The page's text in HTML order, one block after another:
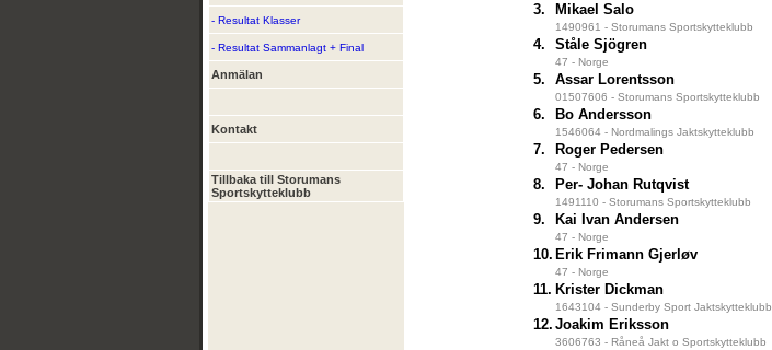
- Resultat Klasser
- Resultat Sammanlagt + Final
Anmälan
Kontakt
Tillbaka till Storumans
Sportskytteklubb
3. Mikael Salo
1490961 - Storumans Sportskytteklubb
4. Ståle Sjögren
47 - Norge
5. Assar Lorentsson
01507606 - Storumans Sportskytteklubb
6. Bo Andersson
1546064 - Nordmalings Jaktskytteklubb
7. Roger Pedersen
47 - Norge
8. Per- Johan Rutqvist
1491110 - Storumans Sportskytteklubb
9. Kai Ivan Andersen
47 - Norge
10. Erik Frimann Gjerløv
47 - Norge
11. Krister Dickman
1643104 - Sunderby Sport Jaktskytteklubb
12. Joakim Eriksson
3606763 - Råneå Jakt o Sportskytteklubb